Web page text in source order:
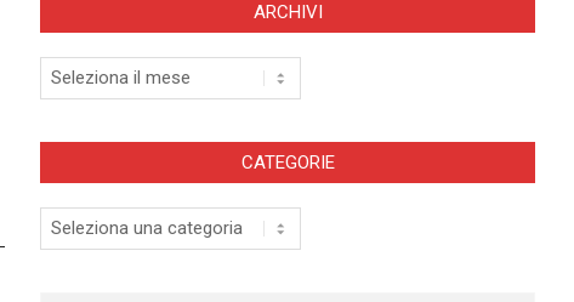
ARCHIVI
Archivi
CATEGORIE
Categorie